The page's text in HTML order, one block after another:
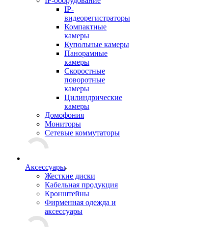
IP-
видеорегистраторы
Компактные
камеры
Купольные камеры
Панорамные
камеры
Скоростные
поворотные
камеры
Цилиндрические
камеры
Домофония
Мониторы
Сетевые коммутаторы
Аксессуары
Жесткие диски
Кабельная продукция
Кронштейны
Фирменная одежда и
аксессуары